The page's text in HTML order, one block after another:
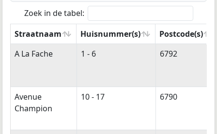
Zoek in de tabel:
Straatnaam
Huisnummer(s)
Postcode(s)
Straatnaam
Huisnummer(s) Postcode(s)
A La Fache 1 - 6 6792
Avenue
Champion
10 - 17 6790